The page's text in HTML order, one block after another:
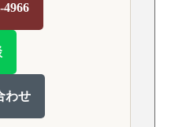
4966
わせ